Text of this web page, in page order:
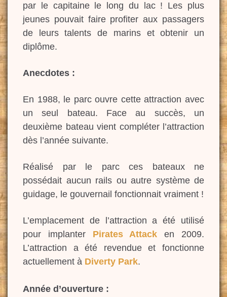
par le capitaine le long du lac ! Les plus
jeunes pouvait faire profiter aux passagers
de leurs talents de marins et obtenir un
diplôme.
Anecdotes :
En 1988, le parc ouvre cette attraction avec
un seul bateau. Face au succès, un
deuxième bateau vient compléter l’attraction
dès l’année suivante.
Réalisé par le parc ces bateaux ne
possédait aucun rails ou autre système de
guidage, le gouvernail fonctionnait vraiment !
L’emplacement de l’attraction a été utilisé
pour implanter Pirates Attack en 2009.
L’attraction a été revendue et fonctionne
actuellement à Diverty Park.
Année d’ouverture :